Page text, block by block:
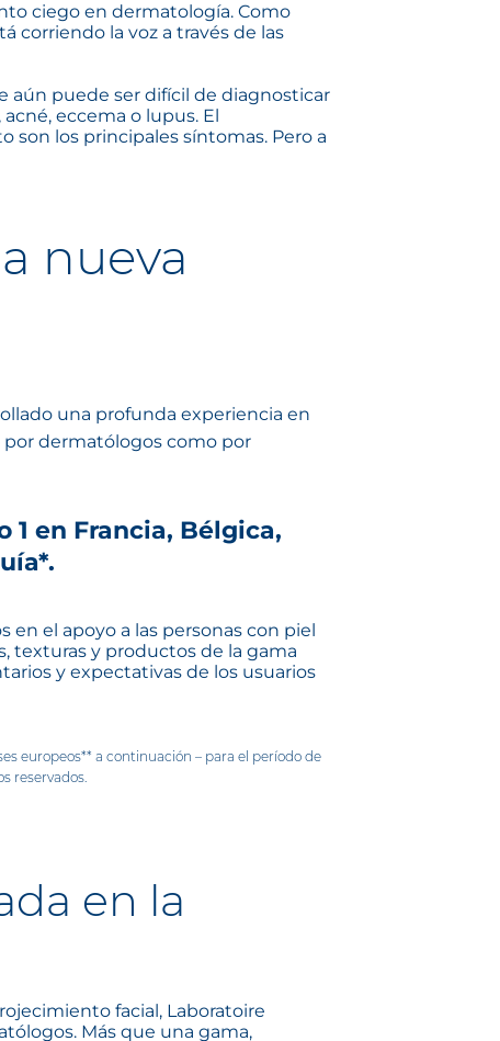
ciego en dermatología. Como
corriendo la voz a través de las
aún puede ser difícil de diagnosticar
eccema o lupus. El
son los principales síntomas. Pero a
nueva
una profunda experiencia en
por dermatólogos como por
en Francia, Bélgica,
en el apoyo a las personas con piel
texturas y productos de la gama
y expectativas de los usuarios
europeos** a continuación – para el período de
reservados.
en la
facial, Laboratoire
Más que una gama,